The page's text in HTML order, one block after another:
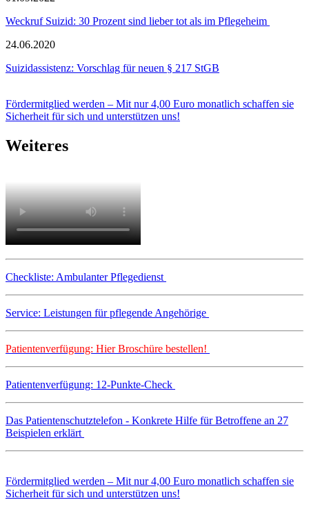
Weckruf Suizid: 30 Prozent sind lieber tot als im Pflegeheim
24.06.2020
Suizidassistenz: Vorschlag für neuen § 217 StGB
Fördermitglied werden – Mit nur 4,00 Euro monatlich schaffen sie
Sicherheit für sich und unterstützen uns!
Weiteres
Checkliste: Ambulanter Pflegedienst
Service: Leistungen für pflegende Angehörige
Patientenverfügung: Hier Broschüre bestellen!
Patientenverfügung: 12-Punkte-Check
Das Patientenschutztelefon - Konkrete Hilfe für Betroffene an 27
Beispielen erklärt
Fördermitglied werden – Mit nur 4,00 Euro monatlich schaffen sie
Sicherheit für sich und unterstützen uns!